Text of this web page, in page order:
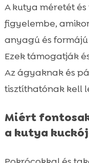
A kutya méretét
figyelembe,
anyagú és
Ezek támogatják
Az ágyaknak és
tisztíthatónak kell
Miért
a kutya